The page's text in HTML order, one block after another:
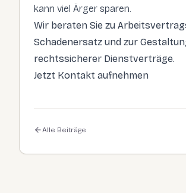
kann viel Ärger sparen.
Wir beraten Sie zu
Schadenersatz und zur
rechtssicherer Dienstverträge.
Jetzt Kontakt aufnehmen
Alle Beiträge